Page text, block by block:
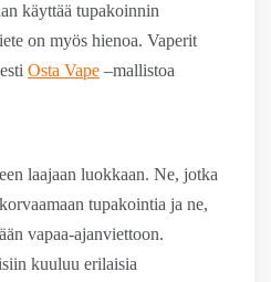
käyttää tupakoinnin
on myös hienoa. Vaperit
Osta Vape –mallistoa
laajaan luokkaan. Ne, jotka
tupakointia ja ne,
vapaa-ajanviettoon.
kuuluu erilaisia